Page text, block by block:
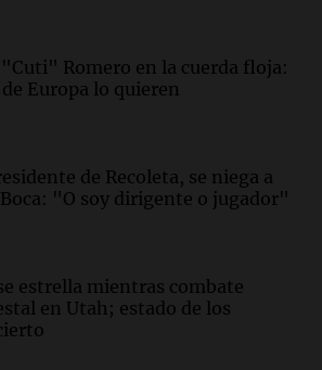
Romero en la cuerda floja:
Europa lo quieren
de Recoleta, se niega a
"O soy dirigente o jugador"
estrella mientras combate
en Utah; estado de los